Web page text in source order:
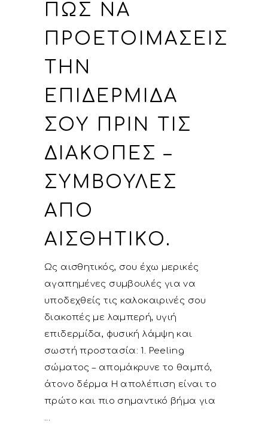
ΠΏΣ ΝΑ
ΠΡΟΕΤΟΙΜΆΣΕΙΣ
ΤΗΝ
ΕΠΙΔΕΡΜΊΔΑ
ΣΟΥ ΠΡΙΝ ΤΙΣ
ΔΙΑΚΟΠΈΣ –
ΣΥΜΒΟΥΛΈΣ
ΑΠΌ
ΑΙΣΘΗΤΙΚΌ.
Ως αισθητικός, σου έχω μερικές
αγαπημένες συμβουλές για να
υποδεχθείς τις καλοκαιρινές σου
διακοπές με λαμπερή, υγιή
επιδερμίδα, φυσική λάμψη και
σωστή προστασία: 1. Peeling
σώματος – απομάκρυνε το θαμπό,
άτονο δέρμα Η απολέπιση είναι το
πρώτο και πιο σημαντικό βήμα για